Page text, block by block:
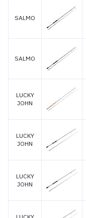
SALMO
SALMO
LUCKY
JOHN
LUCKY
JOHN
LUCKY
JOHN